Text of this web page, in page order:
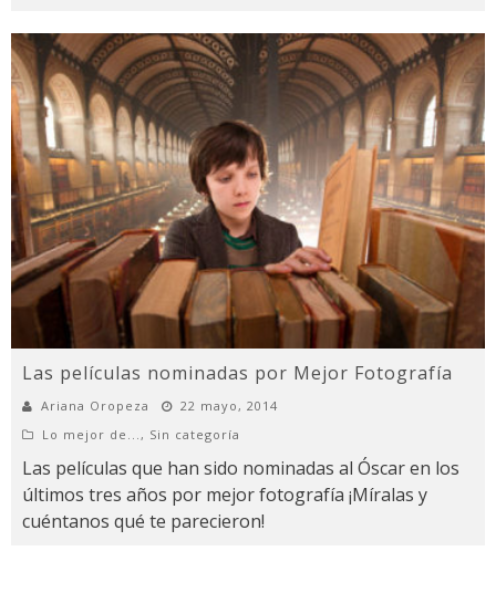
Las películas nominadas por Mejor Fotografía
Ariana Oropeza
22 mayo, 2014
Lo mejor de... , Sin categoría
Las películas que han sido nominadas al Óscar en los
últimos tres años por mejor fotografía ¡Míralas y
cuéntanos qué te parecieron!